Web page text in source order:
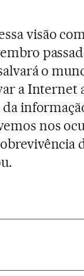
visão
o
a Internet
nos